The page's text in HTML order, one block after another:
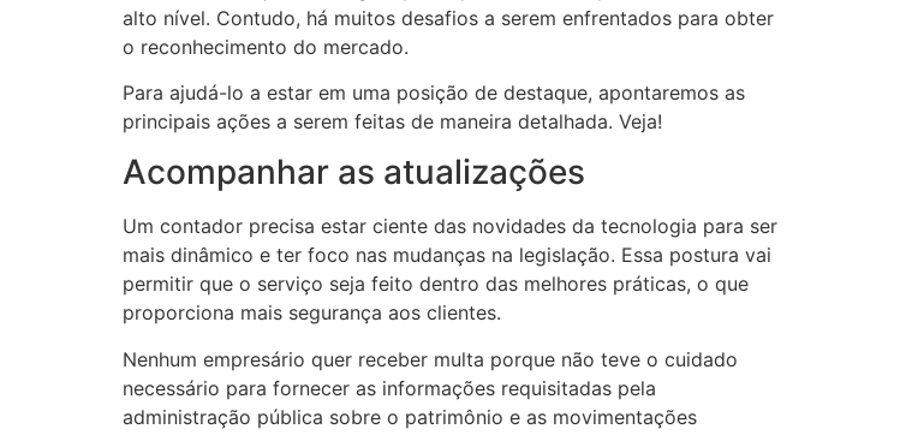
alto nível. Contudo, há muitos desafios a serem enfrentados para obter
o reconhecimento do mercado.
Para ajudá-lo a estar em uma posição de destaque, apontaremos as
principais ações a serem feitas de maneira detalhada. Veja!
Acompanhar as atualizações
Um contador precisa estar ciente das novidades da tecnologia para ser
mais dinâmico e ter foco nas mudanças na legislação. Essa postura vai
permitir que o serviço seja feito dentro das melhores práticas, o que
proporciona mais segurança aos clientes.
Nenhum empresário quer receber multa porque não teve o cuidado
necessário para fornecer as informações requisitadas pela
administração pública sobre o patrimônio e as movimentações